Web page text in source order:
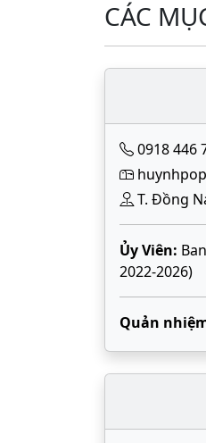
CÁC
0918 446
T. Đồng
Ủy Viên:
2022-2026)
Quản